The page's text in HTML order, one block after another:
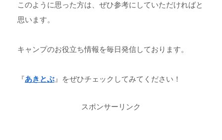
このように思った方は、ぜひ参考にしていただければと
思います。
キャンプのお役立ち情報を毎日発信しております。
『あきとぶ 』をぜひチェックしてみてください！
スポンサーリンク